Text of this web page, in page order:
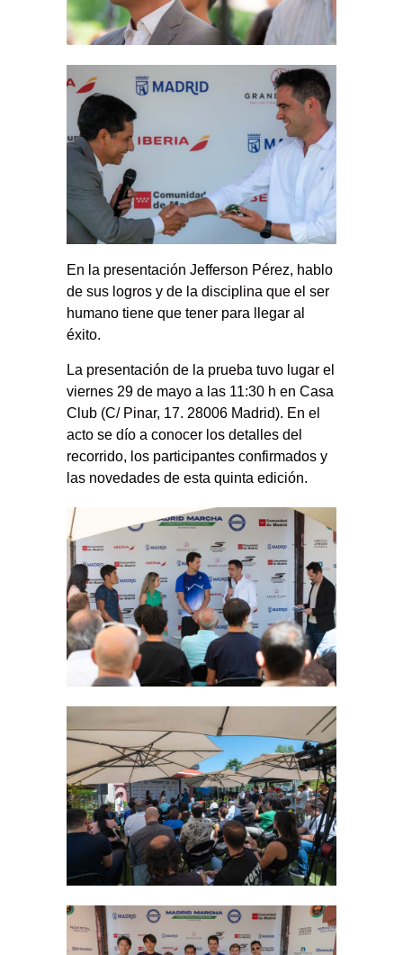
En la presentación Jefferson Pérez, hablo
de sus logros y de la disciplina que el ser
humano tiene que tener para llegar al
éxito.
La presentación de la prueba tuvo lugar el
viernes 29 de mayo a las 11:30 h en Casa
Club (C/ Pinar, 17. 28006 Madrid). En el
acto se dío a conocer los detalles del
recorrido, los participantes confirmados y
las novedades de esta quinta edición.